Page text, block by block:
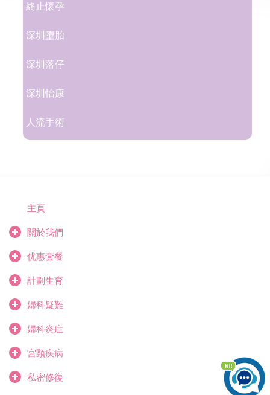
終止懷孕
深圳墮胎
深圳落仔
深圳怡康
人流手術
主頁
關於我們
优惠套餐
計劃生育
婦科疑難
婦科炎症
宮頸疾病
私密修復